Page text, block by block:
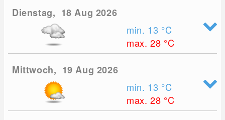
Dienstag, 18 Aug 2026
min. 13 °C
max. 28 °C
Mittwoch, 19 Aug 2026
min. 13 °C
max. 28 °C